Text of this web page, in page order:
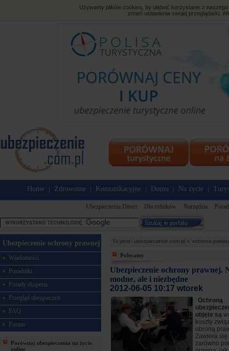
Używamy plików cookies, by ułatwić korzystanie z
zmień ustawienia swojej przeglądarki.
Home Zdrowotne Komunikacyjne Domu Na życie
Ubezpieczenia Direct Dla rolników Narzędzia
Ubezpieczenie ochrony prawnej
Wiadomości
Poradniki
Porady eksperta
Przegląd ubezpieczeń
FAQ
Forum
Porównaj ubezpieczenia na życie
online
Tu jesteś: ubezpieczenie.com.pl » ochrona-
Polecamy
Ubezpieczenie ochrony prawnej.
modne, ale i niezbędne
2012-06-05 10:17 wtorek
Ochroną
objęte są
koszty
obroną
Zawiera się
zarówno